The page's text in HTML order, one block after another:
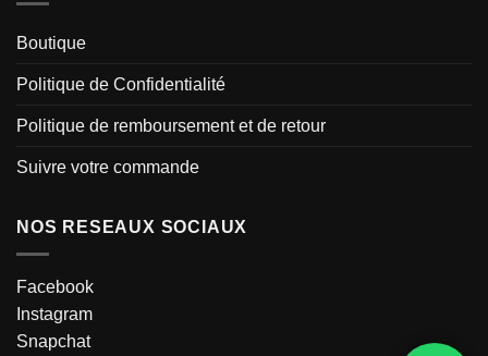
Boutique
Politique de Confidentialité
Politique de remboursement et de retour
Suivre votre commande
NOS RESEAUX SOCIAUX
Facebook
Instagram
Snapchat